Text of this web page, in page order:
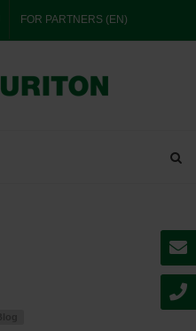
FOR PARTNERS (EN)